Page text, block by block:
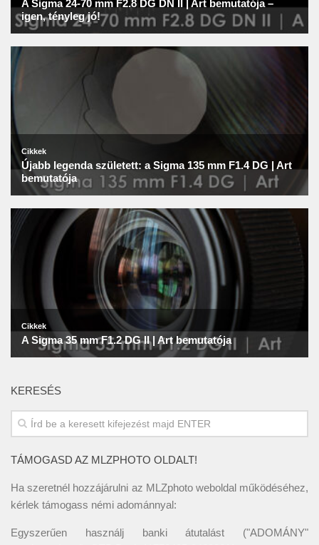
KERESÉS
TÁMOGASD AZ MLZPHOTO OLDALT!
Ha szeretnél hozzájárulni az MLZphoto weboldal működéséhez,
kérlek támogass némi adománnyal:
Egyszerűen használj banki átutalást ("ADOMÁNY"